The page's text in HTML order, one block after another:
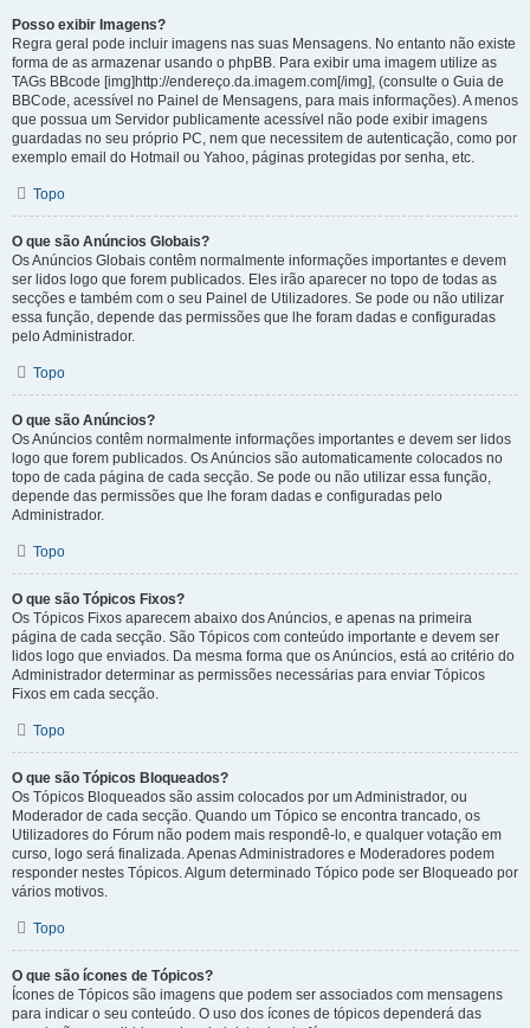
Posso exibir Imagens?
Regra geral pode incluir imagens nas suas Mensagens. No entanto não existe
forma de as armazenar usando o phpBB. Para exibir uma imagem utilize as
TAGs BBcode [img]http://endereço.da.imagem.com[/img], (consulte o Guia de
BBCode, acessível no Painel de Mensagens, para mais informações). A menos
que possua um Servidor publicamente acessível não pode exibir imagens
guardadas no seu próprio PC, nem que necessitem de autenticação, como por
exemplo email do Hotmail ou Yahoo, páginas protegidas por senha, etc.
Topo
O que são Anúncios Globais?
Os Anúncios Globais contêm normalmente informações importantes e devem
ser lidos logo que forem publicados. Eles irão aparecer no topo de todas as
secções e também com o seu Painel de Utilizadores. Se pode ou não utilizar
essa função, depende das permissões que lhe foram dadas e configuradas
pelo Administrador.
Topo
O que são Anúncios?
Os Anúncios contêm normalmente informações importantes e devem ser lidos
logo que forem publicados. Os Anúncios são automaticamente colocados no
topo de cada página de cada secção. Se pode ou não utilizar essa função,
depende das permissões que lhe foram dadas e configuradas pelo
Administrador.
Topo
O que são Tópicos Fixos?
Os Tópicos Fixos aparecem abaixo dos Anúncios, e apenas na primeira
página de cada secção. São Tópicos com conteúdo importante e devem ser
lidos logo que enviados. Da mesma forma que os Anúncios, está ao critério do
Administrador determinar as permissões necessárias para enviar Tópicos
Fixos em cada secção.
Topo
O que são Tópicos Bloqueados?
Os Tópicos Bloqueados são assim colocados por um Administrador, ou
Moderador de cada secção. Quando um Tópico se encontra trancado, os
Utilizadores do Fórum não podem mais respondê-lo, e qualquer votação em
curso, logo será finalizada. Apenas Administradores e Moderadores podem
responder nestes Tópicos. Algum determinado Tópico pode ser Bloqueado por
vários motivos.
Topo
O que são ícones de Tópicos?
Ícones de Tópicos são imagens que podem ser associados com mensagens
para indicar o seu conteúdo. O uso dos ícones de tópicos dependerá das